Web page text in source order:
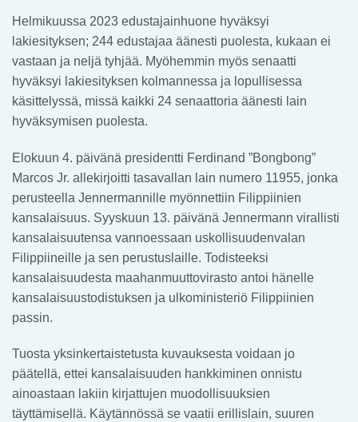
Helmikuussa 2023 edustajainhuone hyväksyi
lakiesityksen; 244 edustajaa äänesti puolesta, kukaan ei
vastaan ja neljä tyhjää. Myöhemmin myös senaatti
hyväksyi lakiesityksen kolmannessa ja lopullisessa
käsittelyssä, missä kaikki 24 senaattoria äänesti lain
hyväksymisen puolesta.
Elokuun 4. päivänä presidentti Ferdinand ”Bongbong”
Marcos Jr. allekirjoitti tasavallan lain numero 11955, jonka
perusteella Jennermannille myönnettiin Filippiinien
kansalaisuus. Syyskuun 13. päivänä Jennermann virallisti
kansalaisuutensa vannoessaan uskollisuudenvalan
Filippiineille ja sen perustuslaille. Todisteeksi
kansalaisuudesta maahanmuuttovirasto antoi hänelle
kansalaisuustodistuksen ja ulkoministeriö Filippiinien
passin.
Tuosta yksinkertaistetusta kuvauksesta voidaan jo
päätellä, ettei kansalaisuuden hankkiminen onnistu
ainoastaan lakiin kirjattujen muodollisuuksien
täyttämisellä. Käytännössä se vaatii erillislain, suuren